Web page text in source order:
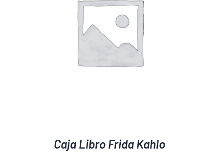
Caja Libro Frida Kahlo